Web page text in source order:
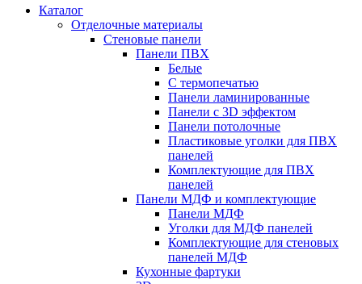
Каталог
Отделочные материалы
Стеновые панели
Панели ПВХ
Белые
С термопечатью
Панели ламинированные
Панели с 3D эффектом
Панели потолочные
Пластиковые уголки для ПВХ
панелей
Комплектующие для ПВХ
панелей
Панели МДФ и комплектующие
Панели МДФ
Уголки для МДФ панелей
Комплектующие для стеновых
панелей МДФ
Кухонные фартуки